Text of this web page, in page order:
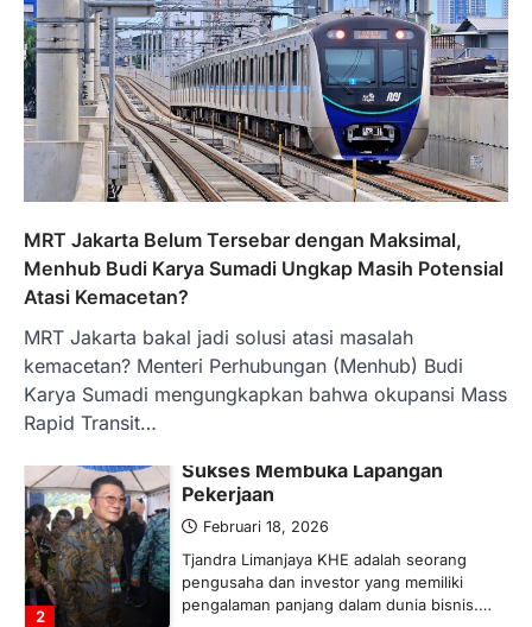
MRT Jakarta Belum Tersebar dengan Maksimal,
Menhub Budi Karya Sumadi Ungkap Masih Potensial
Atasi Kemacetan?
MRT Jakarta bakal jadi solusi atasi masalah
kemacetan? Menteri Perhubungan (Menhub) Budi
Karya Sumadi mengungkapkan bahwa okupansi Mass
Rapid Transit…
5
Januari 15, 2026
Pemerintah melalui Kementerian Energi
dan Sumber Daya Mineral (ESDM) telah
memberikan izin kepada operator SPBU…
1
BERITA TERBARU
Banyak Negara Incar Urea RI,
Industri Pupuk Indonesia Kembali
Bergairah?
Maret 13, 2026
Ketegangan di Timur Tengah mulai
global, termasuk pupuk. Di tengah
situasi…
2
Sukses Membuka Lapangan
Pekerjaan
Februari 18, 2026
Tjandra Limanjaya KHE adalah seorang
pengusaha dan investor yang memiliki
pengalaman panjang dalam dunia bisnis.…